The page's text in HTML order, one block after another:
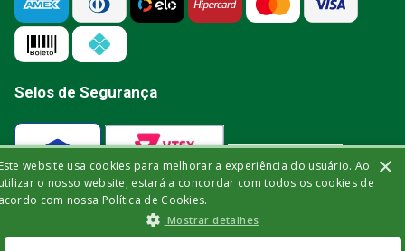
Selos de Segurança
Verificada por ×
website usa cookies para melhorar a experiência do usuário. Ao
o nosso website, estará a concordar com todos os cookies de
com nossa Política de Cookies.
Mostrar detalhes